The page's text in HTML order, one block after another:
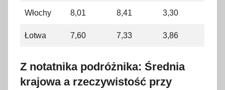
Włochy 8,01 8,41 3,30
Łotwa 7,60 7,33 3,86
Z notatnika podróżnika: Średnia
krajowa a rzeczywistość przy